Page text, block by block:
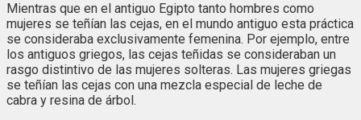
Mientras que en el antiguo Egipto tanto hombres como
mujeres se teñían las cejas, en el mundo antiguo esta práctica
se consideraba exclusivamente femenina. Por ejemplo, entre
los antiguos griegos, las cejas teñidas se consideraban un
rasgo distintivo de las mujeres solteras. Las mujeres griegas
se teñían las cejas con una mezcla especial de leche de
cabra y resina de árbol.